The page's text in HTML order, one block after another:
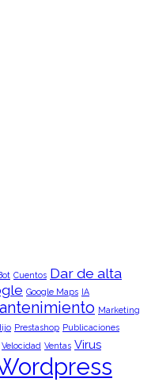
Cuentos Dar de alta
Google Maps IA
Marketing
Prestashop Publicaciones
Velocidad Ventas Virus